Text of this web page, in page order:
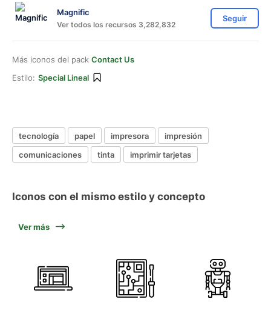
Magnific
Ver todos los recursos 3,282,832
Seguir
Más iconos del pack Contact Us
Estilo: Special Lineal
tecnología papel impresora
impresión
comunicaciones
tinta imprimir tarjetas
Iconos con el mismo estilo y concepto
Ver más